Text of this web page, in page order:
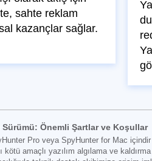
sahte reklam
kazançlar sağlar.
Önemli Şartlar ve Koşullar
Pro veya SpyHunter for Mac
kötü amaçlı yazılım algılama ve